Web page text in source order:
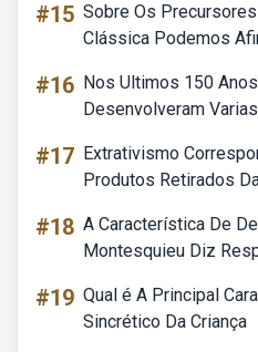
#15 Sobre Os
Clássica Podemos
#16 Nos Ultimos 150
Desenvolveram
#17 Extrativismo
Produtos Retirados
#18 A Característica De
Montesquieu Diz
#19 Qual é A Principal
Sincrético Da Criança